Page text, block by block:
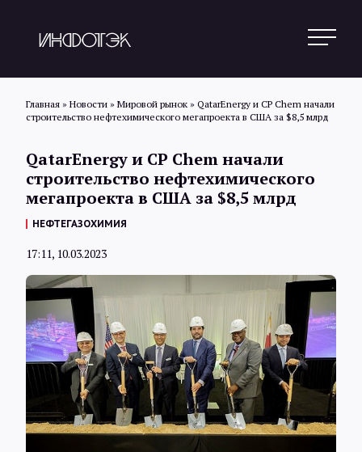
Новости
Обзоры
Интервью
Карты
Главная » Новости » Мировой рынок » QatarEnergy и CP Chem начали
строительство нефтехимического мегапроекта в США за $8,5 млрд
QatarEnergy и CP Chem начали
строительство нефтехимического
мегапроекта в США за $8,5 млрд
НЕФТЕГАЗОХИМИЯ
17:11, 10.03.2023